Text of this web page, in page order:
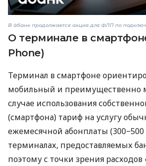
В àбанк продолжается акция для ФЛП по
О терминале в
Phone)
Терминал в смартфоне
мобильный и преимущественно
случае использования
(смартфона) тариф на услугу
ежемесячной абонплаты (300−500
терминалах, предоставляемых
поэтому с точки зрения